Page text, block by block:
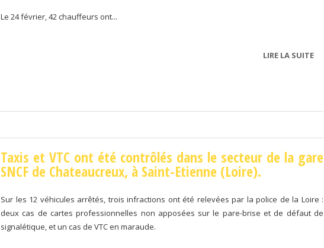
Le 24 février, 42 chauffeurs ont...
LIRE LA SUITEDE
Taxis et VTC ont été contrôlés dans le secteur de la gare
SNCF de Chateaucreux, à Saint-Etienne (Loire).
Sur les 12 véhicules arrêtés, trois infractions ont été relevées par la police de la Loire :
deux cas de cartes professionnelles non apposées sur le pare-brise et de défaut de
signalétique, et un cas de VTC en maraude.